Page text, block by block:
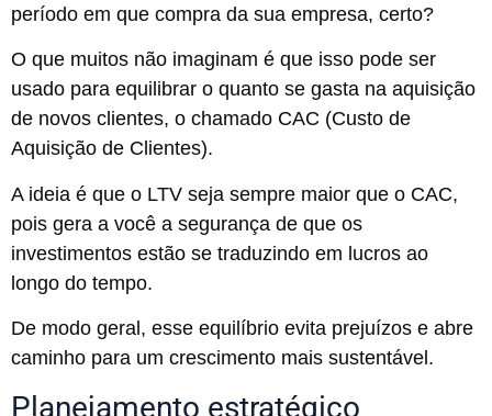
período em que compra da sua empresa, certo?
O que muitos não imaginam é que isso pode ser
usado para equilibrar o quanto se gasta na aquisição
de novos clientes, o chamado CAC (Custo de
Aquisição de Clientes).
A ideia é que o LTV seja sempre maior que o CAC,
pois gera a você a segurança de que os
investimentos estão se traduzindo em lucros ao
longo do tempo.
De modo geral, esse equilíbrio evita prejuízos e abre
caminho para um crescimento mais sustentável.
Planejamento estratégico